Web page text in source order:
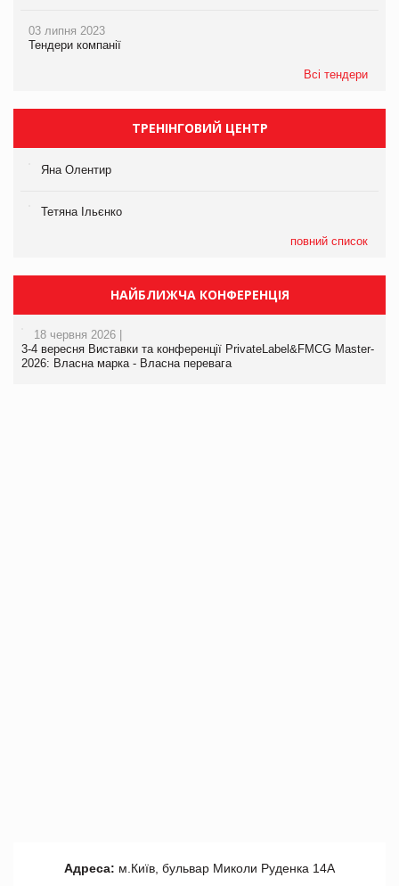
03 липня 2023
Тендери компанії
Всі тендери
ТРЕНІНГОВИЙ ЦЕНТР
Яна Олентир
Тетяна Ільєнко
повний список
НАЙБЛИЖЧА КОНФЕРЕНЦІЯ
18 червня 2026 |
3-4 вересня Виставки та конференції PrivateLabel&FMCG Master-
2026: Власна марка - Власна перевага
Адреса: м.Київ, бульвар Миколи Руденка 14А